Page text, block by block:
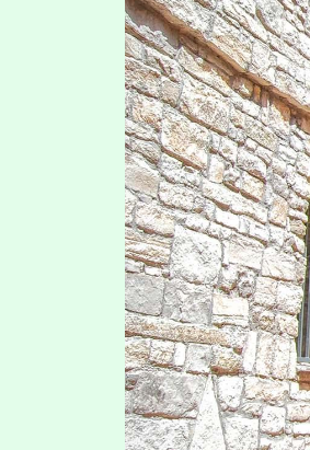
Previous